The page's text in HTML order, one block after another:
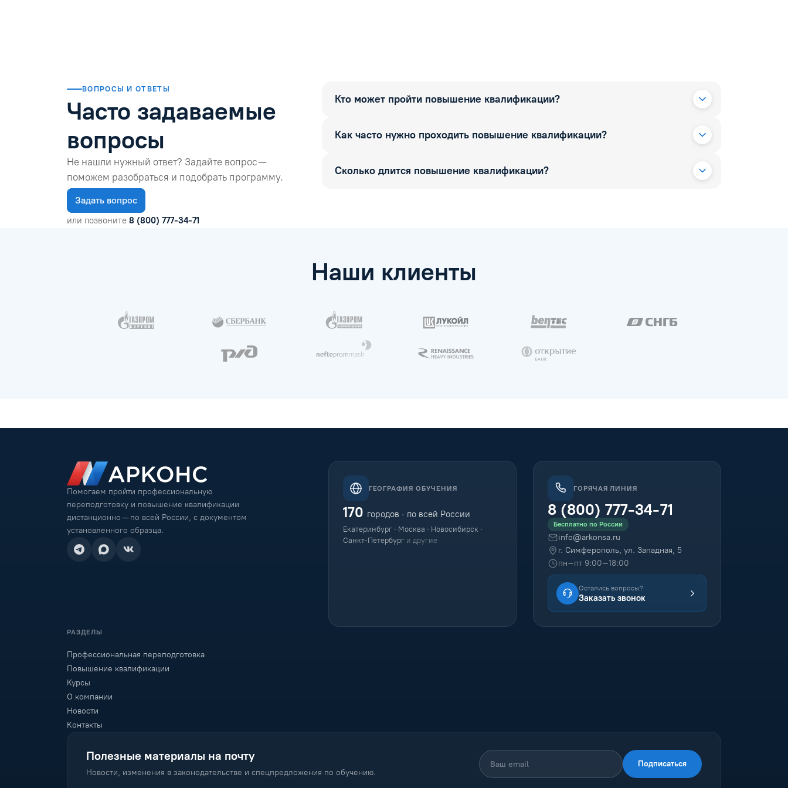
ВОПРОСЫ И ОТВЕТЫ
Часто задаваемые
вопросы
Не нашли нужный ответ? Задайте вопрос —
поможем разобраться и подобрать программу.
Задать вопрос
или позвоните 8 (800) 777-34-71
Кто может пройти повышение квалификации?
Как часто нужно проходить повышение квалификации?
Сколько длится повышение квалификации?
Наши клиенты
Помогаем пройти профессиональную
переподготовку и повышение квалификации
дистанционно — по всей России, с документом
установленного образца.
ГЕОГРАФИЯ ОБУЧЕНИЯ
170 городов · по всей России
Екатеринбург · Москва · Новосибирск ·
Санкт-Петербург и другие
ГОРЯЧАЯ ЛИНИЯ
8 (800) 777-34-71
Бесплатно по России
info@arkonsa.ru
г. Симферополь, ул. Западная, 5
пн–пт 9:00–18:00
Остались вопросы?
Заказать звонок
РАЗДЕЛЫ
Профессиональная переподготовка
Повышение квалификации
Курсы
О компании
Новости
Контакты
Полезные материалы на почту
Новости, изменения в законодательстве и спецпредложения по обучению.
Подписаться